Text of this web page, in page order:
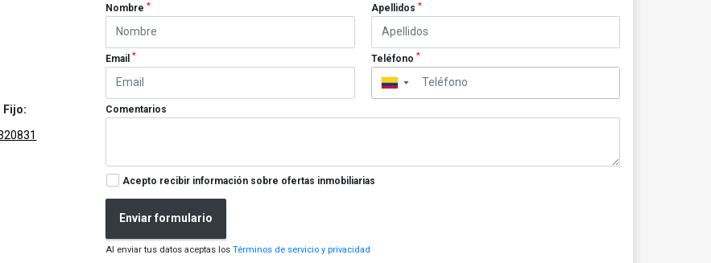
Fijo:
Nombre* Apellidos *
Email* Teléfono *
▼
Comentarios
Acepto recibir información sobre ofertas inmobiliarias
Enviar formulario
Al enviar tus datos aceptas losTérminos de servicio y privacidad